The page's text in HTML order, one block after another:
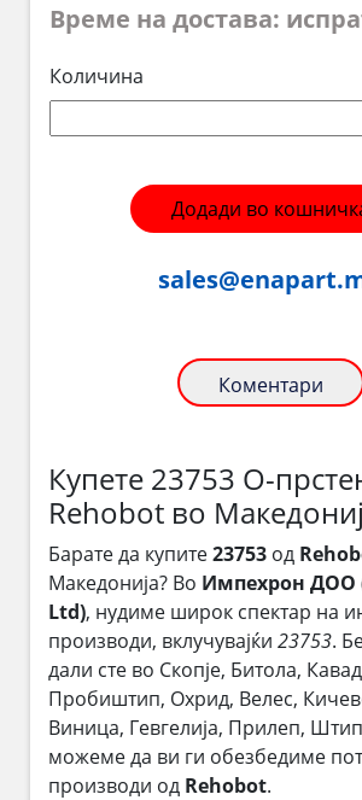
Време на достава:
Количина
Додади во
Коментари
Купете 23753 О-
Rehobot во
Барате да купите23753 од
Македонија? Во Импехрон ДОО
Ltd), нудиме широк спектар на
производи, вклучувајќи 23753.
дали сте во Скопје, Битола,
Пробиштип, Охрид, Велес,
Виница, Гевгелија, Прилеп,
можеме да ви ги обезбедиме
производи од Rehobot.